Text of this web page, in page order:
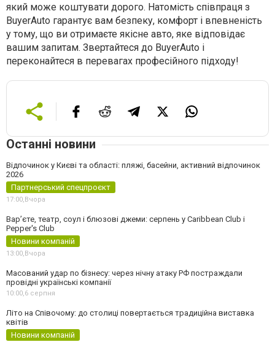
який може коштувати дорого. Натомість співпраця з
BuyerAuto гарантує вам безпеку, комфорт і впевненість
у тому, що ви отримаєте якісне авто, яке відповідає
вашим запитам. Звертайтеся до BuyerAuto і
переконайтеся в перевагах професійного підходу!
Останні новини
Відпочинок у Києві та області: пляжі, басейни, активний відпочинок
2026
Партнерський спецпроєкт
17:00, Вчора
Вар’єте, театр, соул і блюзові джеми: серпень у Caribbean Club і
Pepper's Club
Новини компаній
13:00, Вчора
Масований удар по бізнесу: через нічну атаку РФ постраждали
провідні українські компанії
10:00, 6 серпня
Літо на Співочому: до столиці повертається традиційна виставка
квітів
Новини компаній